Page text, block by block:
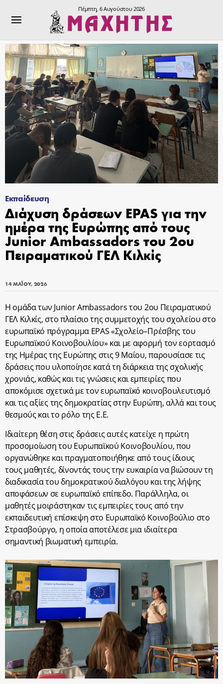
Πέμπτη, 6 Αυγούστου 2026
Εκπαίδευση
Διάχυση δράσεων EPAS για την
ημέρα της Ευρώπης από τους
Junior Ambassadors του 2ου
Πειραματικού ΓΕΛ Κιλκίς
14 ΜΑΪ́ΟΥ, 2026
Η ομάδα των JuniorAmbassadorsτου 2ου Πειραματικού
ΓΕΛ Κιλκίς, στο πλαίσιοτης συμμετοχής του σχολείου στο
ευρωπαϊκό πρόγραμμα EPAS«Σχολείο–Πρέσβηςτου
Ευρωπαϊκού Κοινοβουλίου» και με αφορμή τον εορτασμό
της Ημέρας τηςΕυρώπης στις 9 Μαΐου, παρουσίασε τις
δράσεις που υλοποίησε κατά τη διάρκεια τηςσχολικής
χρονιάς, καθώς και τις γνώσεις και εμπειρίες που
αποκόμισε σχετικά με τονευρωπαϊκό κοινοβουλευτισμό
και τις αξίες της δημοκρατίας στην Ευρώπη, αλλά καιτους
θεσμούς και το ρόλο της Ε.Ε.
Ιδιαίτερη θέση στις δράσεις αυτές κατείχε η πρώτη
προσομοίωση του Ευρωπαϊκού Κοινοβουλίου, που
οργανώθηκε και πραγματοποιήθηκε από τους ίδιους
τους μαθητές, δίνοντάς τους την ευκαιρία να βιώσουν τη
διαδικασία του δημοκρατικού διαλόγου και της λήψης
αποφάσεων σε ευρωπαϊκό επίπεδο. Παράλληλα, οι
μαθητές μοιράστηκαν τις εμπειρίες τους από την
εκπαιδευτική επίσκεψη στο Ευρωπαϊκό Κοινοβούλιο στο
Στρασβούργο, η οποία αποτέλεσε μια ιδιαίτερα
σημαντική βιωματική εμπειρία.